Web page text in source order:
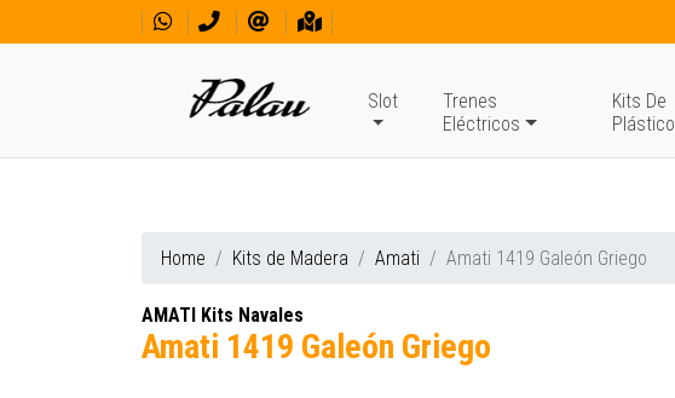
Slot
Trenes
Eléctricos
Kits De
Plástico
Home Kits de Madera Amati Amati 1419 Galeón Griego
AMATI Kits Navales
Amati 1419 Galeón Griego